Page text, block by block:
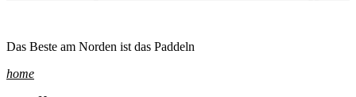
Das Beste am Norden ist das Paddeln
home